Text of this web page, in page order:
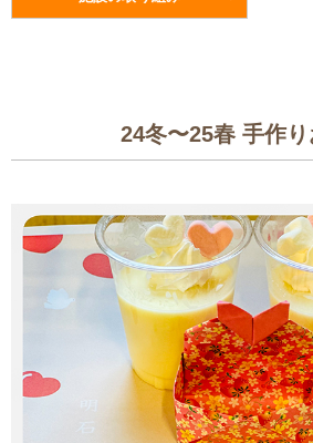
24冬〜25春 手作